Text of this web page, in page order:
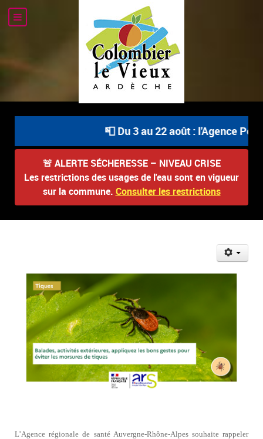
📮 Du 3 au 22 août : l'Agence
🚨 ALERTE SÉCHERESSE – NIVEAU CRISE
Les restrictions des usages de l'eau sont en vigueur
sur la commune. Consulter les restrictions
L’Agence régionale de santé Auvergne-Rhône-Alpes souhaite rappeler